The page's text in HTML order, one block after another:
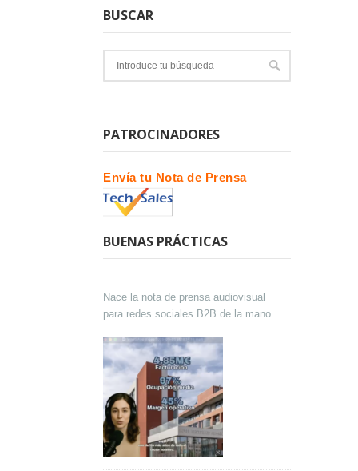
BUSCAR
PATROCINADORES
Envía tu Nota de Prensa
BUENAS PRÁCTICAS
Nace la nota de prensa audiovisual
para redes sociales B2B de la mano de